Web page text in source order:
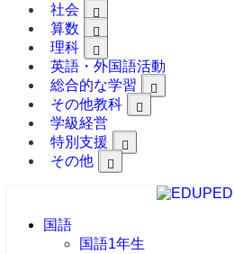
社会
算数
理科
英語・外国語活動
総合的な学習
その他教科
学級経営
特別支援
その他
国語
国語1年生